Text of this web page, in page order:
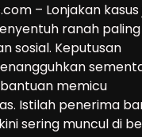
– Lonjakan kasus
ranah paling
sosial. Keputusan
memicu
Istilah penerima
sering muncul di